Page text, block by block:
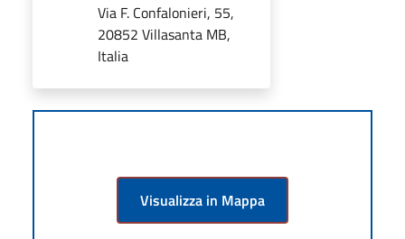
Via F. Confalonieri, 55,
20852 Villasanta MB,
Italia
Visualizza in Mappa